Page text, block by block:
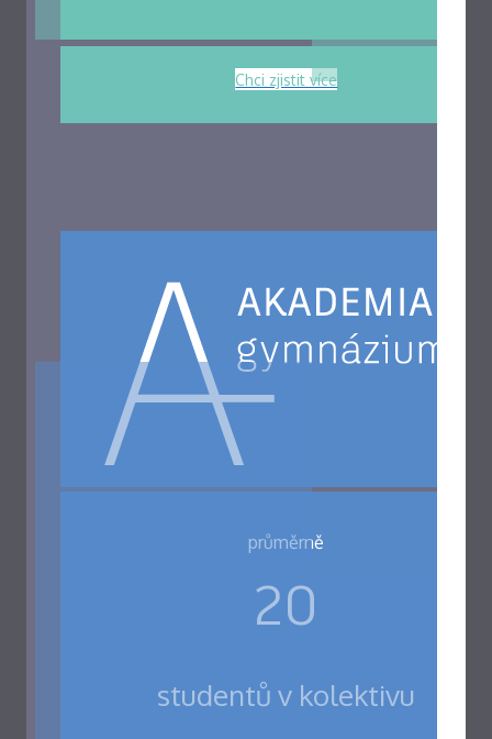
Chci zjistit více
průměrně
20
studentů v kolektivu